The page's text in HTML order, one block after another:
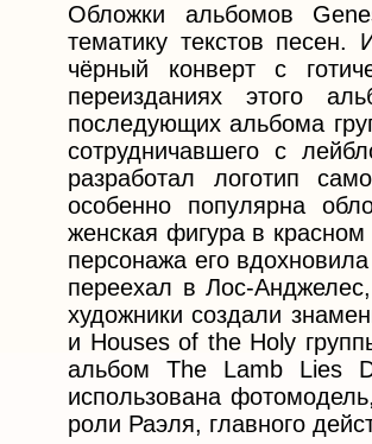
Обложки альбомов
тематику текстов
чёрный конверт с
переизданиях этого
последующих альбома
сотрудничавшего с
разработал логотип
особенно популярна
женская фигура в
персонажа его
переехал в Лос-
художники создали
и Houses of the Holy
альбом The Lamb Lies
использована
роли Раэля, главного